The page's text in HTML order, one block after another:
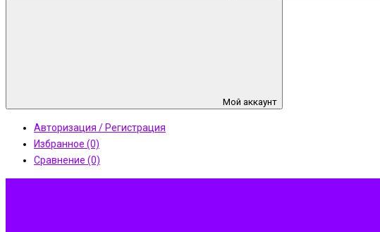
Мой аккаунт
Авторизация / Регистрация
Избранное (0)
Сравнение (0)